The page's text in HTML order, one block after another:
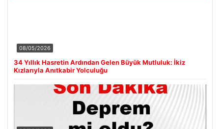
08/05/2026
34 Yıllık Hasretin Ardından Gelen Büyük Mutluluk: İkiz
Kızlarıyla Anıtkabir Yolculuğu